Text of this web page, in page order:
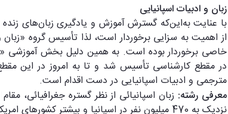
زبان و ادبیات اسپانیایی
با عنایت به‌این‌که گسترش آموزش و یادگیری زبان‌های زنده
از اهمیت به سزایی برخوردار است، لذا تأسیس گروه «زبان و
در مقطع کارشناسی تأسیس شد و تا به امروز در این
مترجمی و ادبیات اسپانیایی در دست اقدام است.
معرفی رشته: زبان اسپانیائی از نظر گستره جغرافیائی،
نزدیک به 470 میلیون نفر در اسپانیا و بیشتر